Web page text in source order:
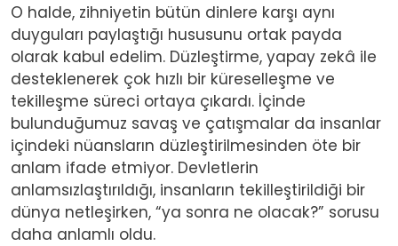
O halde, zihniyetin bütün dinlere karşı aynı
duyguları paylaştığı hususunu ortak payda
olarak kabul edelim. Düzleştirme, yapay zekâ ile
desteklenerek çok hızlı bir küreselleşme ve
tekilleşme süreci ortaya çıkardı. İçinde
bulunduğumuz savaş ve çatışmalar da insanlar
içindeki nüansların düzleştirilmesinden öte bir
anlam ifade etmiyor. Devletlerin
anlamsızlaştırıldığı, insanların tekilleştirildiği bir
dünya netleşirken, “ya sonra ne olacak?” sorusu
daha anlamlı oldu.